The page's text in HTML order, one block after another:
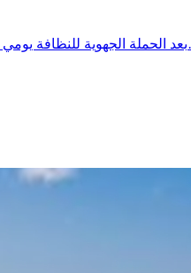
الثلاث، وذلك في إطار…